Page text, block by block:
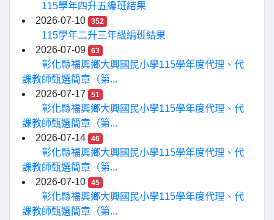
115學年四升五編班結果
2026-07-10
352
115學年二升三年級編班結果
2026-07-09
63
彰化縣福興鄉大興國民小學115學年度代理、代
課教師甄選簡章（第...
2026-07-17
51
彰化縣福興鄉大興國民小學115學年度代理、代
課教師甄選簡章（第...
2026-07-14
46
彰化縣福興鄉大興國民小學115學年度代理、代
課教師甄選簡章（第...
2026-07-10
45
彰化縣福興鄉大興國民小學115學年度代理、代
課教師甄選簡章（第...